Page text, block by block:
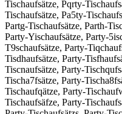
Tischaufsätze, Pqrty-
Tischaufsätze, Pa5ty-
Partg-Tischaufsätze, Parth-
Party-Yischaufsätze, Party-
T9schaufsätze, Party-
Tisdhaufsätze, Party-
Tiscnaufsätze, Party-
Tischa7fsätze, Party-
Tischaufqätze, Party-
Tischaufsäfze, Party-